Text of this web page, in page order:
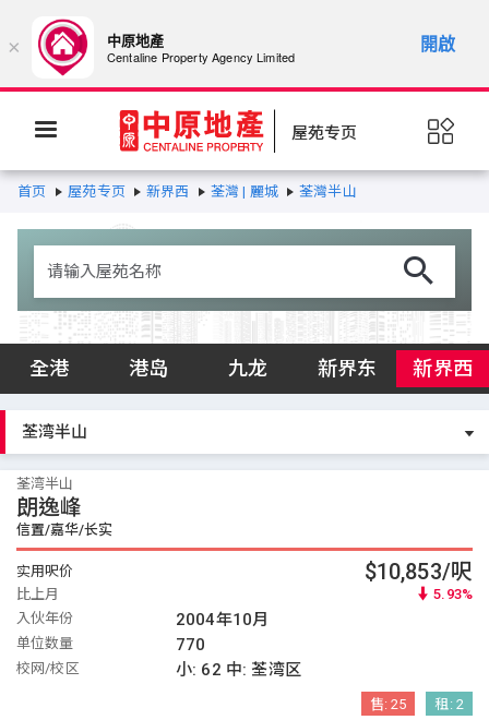
屋苑专页
首页 屋苑专页 新界西 荃灣 | 麗城 荃灣半山
全港 港岛 九龙 新界东 新界西
荃湾半山
朗逸峰
信置/嘉华/长实
实用呎价 $10,853/呎
比上月
5.93%
入伙年份
2004年10月
单位数量 770
校网/校区 小: 62 中: 荃湾区
售:25 租: 2
× 中原地產
Centaline Property Agency Limited
開啟